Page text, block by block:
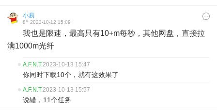
小易
8# 2023-10-12 15:09
我也是限速，最高只有10+m每秒，其他网盘，直接拉
满1000m光纤
A.F.N.T.2023-10-13 15:47
你同时下载10个，就有这效果了
A.F.N.T.2023-10-13 15:57
说错，11个任务